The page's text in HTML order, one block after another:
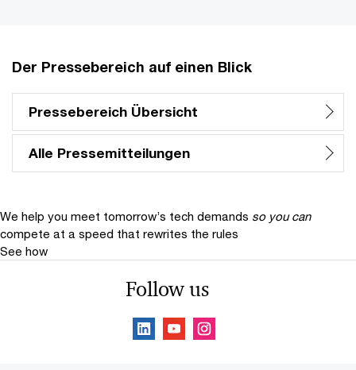
Der Pressebereich auf einen Blick
Pressebereich Übersicht
Alle Pressemitteilungen
We help you meet tomorrow’s tech demands so you can
compete at a speed that rewrites the rules
See how
Follow us